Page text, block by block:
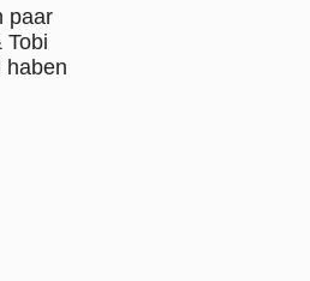
paar
Tobi
haben